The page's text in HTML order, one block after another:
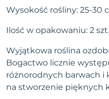
Wysokość rośliny: 25-30
Ilość w opakowaniu: 2 szt.
Wyjątkowa roślina
Bogactwo licznie
różnorodnych barwach i
na stworzenie pięknych